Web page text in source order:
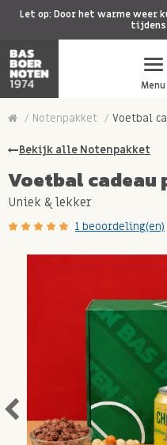
Let op: Door het warme weer
tijdens
Menu
Notenpakket Voetbal
Bekijk alle Notenpakket
Voetbal cadeau
Uniek & lekker
1 beoordeling(en)